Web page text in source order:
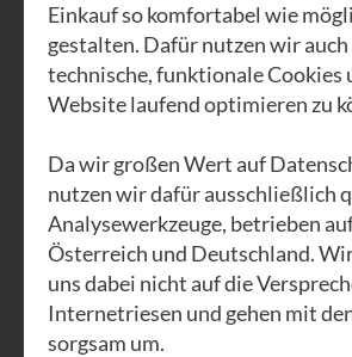
in der GEA Akademie auf
Jodelwochenende - ganz
Ebenso narrisch auf die
temperamentvolle und
jodlbegeisterte und
Heidi.
Heidis Jodelkurse bei uns
sind laufend ausgebucht.
nach der puren
Wunsch nach Mehr ebenso.
Einkauf so komfortabel wie
gestalten. Dafür nutzen wir
technische, funktionale Cookies
Website laufend optimieren zu
Da wir großen Wert auf
nutzen wir dafür ausschließlich
Analysewerkzeuge, betrieben
Österreich und Deutschland.
uns dabei nicht auf die
Internetriesen und gehen mit
sorgsam um.